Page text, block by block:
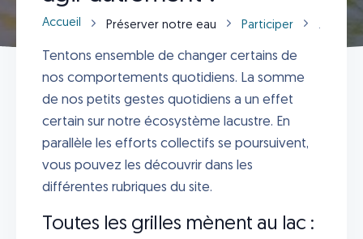
Accueil Préserver notre eau Participer
Tentons ensemble de changer certains de
nos comportements quotidiens. La somme
de nos petits gestes quotidiens a un effet
certain sur notre écosystème lacustre. En
parallèle les efforts collectifs se poursuivent,
vous pouvez les découvrir dans les
différentes rubriques du site.
Toutes les grilles mènent au lac :